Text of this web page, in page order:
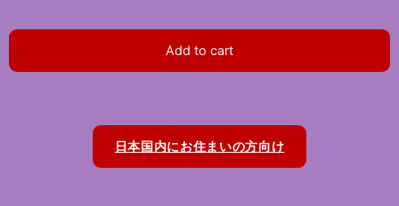
Add to cart
日本国内にお住まいの方向け